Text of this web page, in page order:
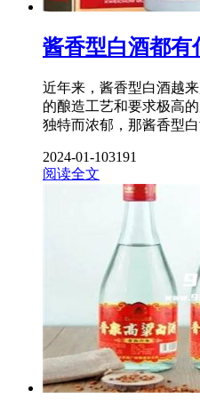
酱香型白酒都有
近年来，酱香型白酒越
的酿造工艺和要求极高
独特而浓郁，那酱香型
2024-01-103191
阅读全文